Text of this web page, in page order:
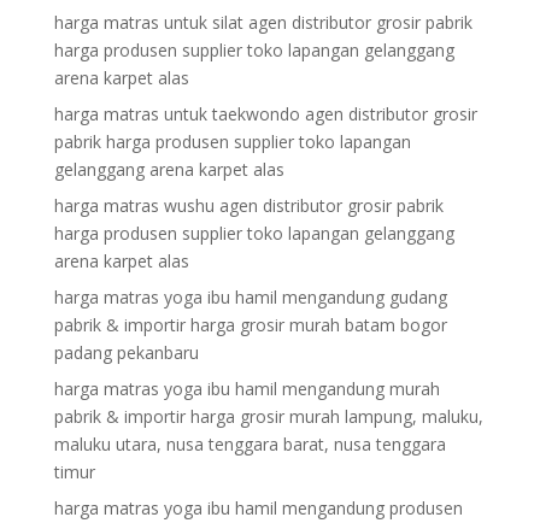
harga matras untuk silat agen distributor grosir pabrik
harga produsen supplier toko lapangan gelanggang
arena karpet alas
harga matras untuk taekwondo agen distributor grosir
pabrik harga produsen supplier toko lapangan
gelanggang arena karpet alas
harga matras wushu agen distributor grosir pabrik
harga produsen supplier toko lapangan gelanggang
arena karpet alas
harga matras yoga ibu hamil mengandung gudang
pabrik & importir harga grosir murah batam bogor
padang pekanbaru
harga matras yoga ibu hamil mengandung murah
pabrik & importir harga grosir murah lampung, maluku,
maluku utara, nusa tenggara barat, nusa tenggara
timur
harga matras yoga ibu hamil mengandung produsen